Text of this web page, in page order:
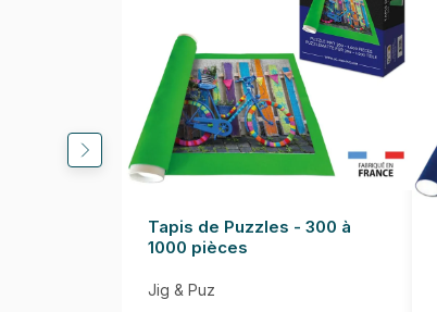
Tapis de Puzzles - 300 à
1000 pièces
Jig & Puz